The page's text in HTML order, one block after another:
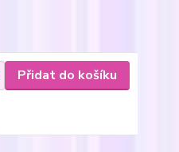
Přidat do košíku